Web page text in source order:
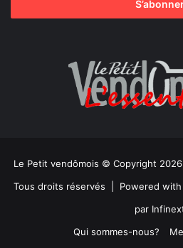
Le Petit vendômois © Copyright
Tous droits réservés | Powered with
par
Qui sommes-nous?